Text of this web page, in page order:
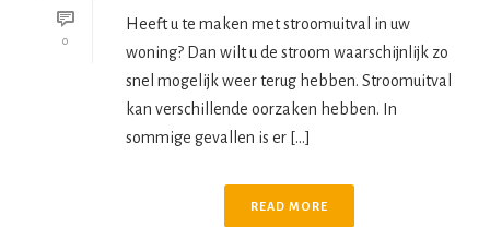
0
Heeft u te maken met stroomuitval in uw
woning? Dan wilt u de stroom waarschijnlijk zo
snel mogelijk weer terug hebben. Stroomuitval
kan verschillende oorzaken hebben. In
sommige gevallen is er [...]
READ MORE